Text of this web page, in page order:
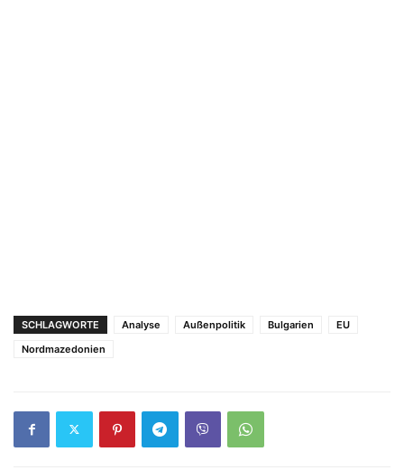
SCHLAGWORTE Analyse Außenpolitik Bulgarien
EU
Nordmazedonien